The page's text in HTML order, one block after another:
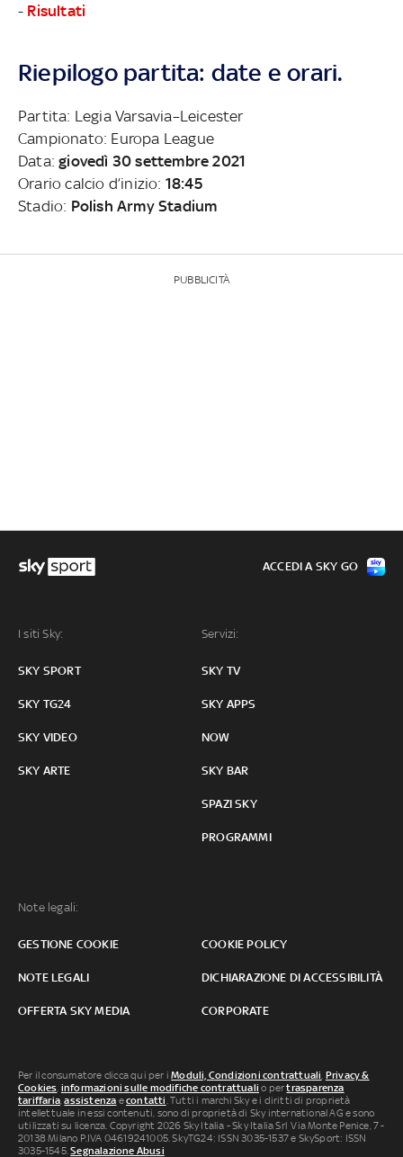
- Risultati
Riepilogo partita: date e orari.
Partita: Legia Varsavia–Leicester
Campionato: Europa League
Data:giovedì 30 settembre 2021
Orario calcio d’inizio: 18:45
Stadio: Polish Army Stadium
PUBBLICITÀ
I siti Sky:
SKY SPORT
SKY TG24
SKY VIDEO
SKY ARTE
Servizi:
SKY TV
SKY APPS
NOW
SKY BAR
SPAZI SKY
PROGRAMMI
Note legali:
GESTIONE COOKIE COOKIE POLICY
NOTE LEGALI DICHIARAZIONE DI ACCESSIBILITÀ
OFFERTA SKY MEDIA CORPORATE
ACCEDI A SKY GO
Per il consumatore clicca qui per iModuli, Condizioni contrattuali Privacy &
Cookies informazioni sulle modifiche contrattuali o pertrasparenza
tariffaria ,assistenza econtatti . Tutti i marchi Sky e i diritti di proprietà
intellettuale in essi contenuti, sono di proprietà di Sky international AG e sono
utilizzati su licenza. Copyright 2026 Sky Italia - Sky Italia Srl Via Monte Penice, 7 -
20138 Milano P.IVA 04619241005. SkyTG24: ISSN 3035-1537 e SkySport: ISSN
3035-1545.Segnalazione Abusi